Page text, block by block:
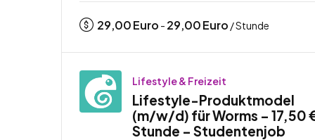
29,00Euro - 29,00Euro / Stunde
Lifestyle & Freizeit
Lifestyle-Produktmodel
(m/w/d) für Worms – 17,50
Stunde – Studentenjob